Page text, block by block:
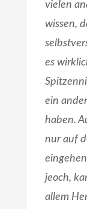
vielen
wissen,
es
ein
haben.
nur auf
jeoch,
allem